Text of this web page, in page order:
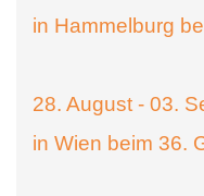
in Hammelburg
28. August - 03.
in Wien beim 36.